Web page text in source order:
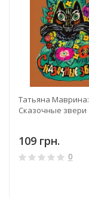
Татьяна Маврина:
Сказочные звери
109 грн.
0